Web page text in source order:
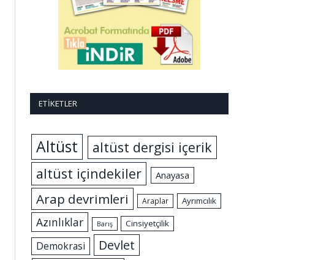
ETIKETLER
Altüst
altüst dergisi içerik
altüst içindekiler
Anayasa
Arap devrimleri Araplar Ayrımcılık
Azınlıklar Barış Cinsiyetçilik
Demokrasi Devlet